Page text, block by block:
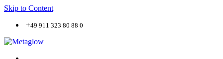
Skip to Content
+49 911 323 80 88 0